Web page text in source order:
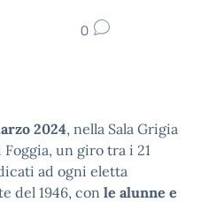
0
2024, nella Sala Grigia
Foggia, un giro tra i 21
ad ogni eletta
del 1946, con le alunne e